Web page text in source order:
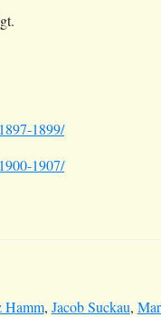
1899/
1907/
Hamm, Jacob Suckau,